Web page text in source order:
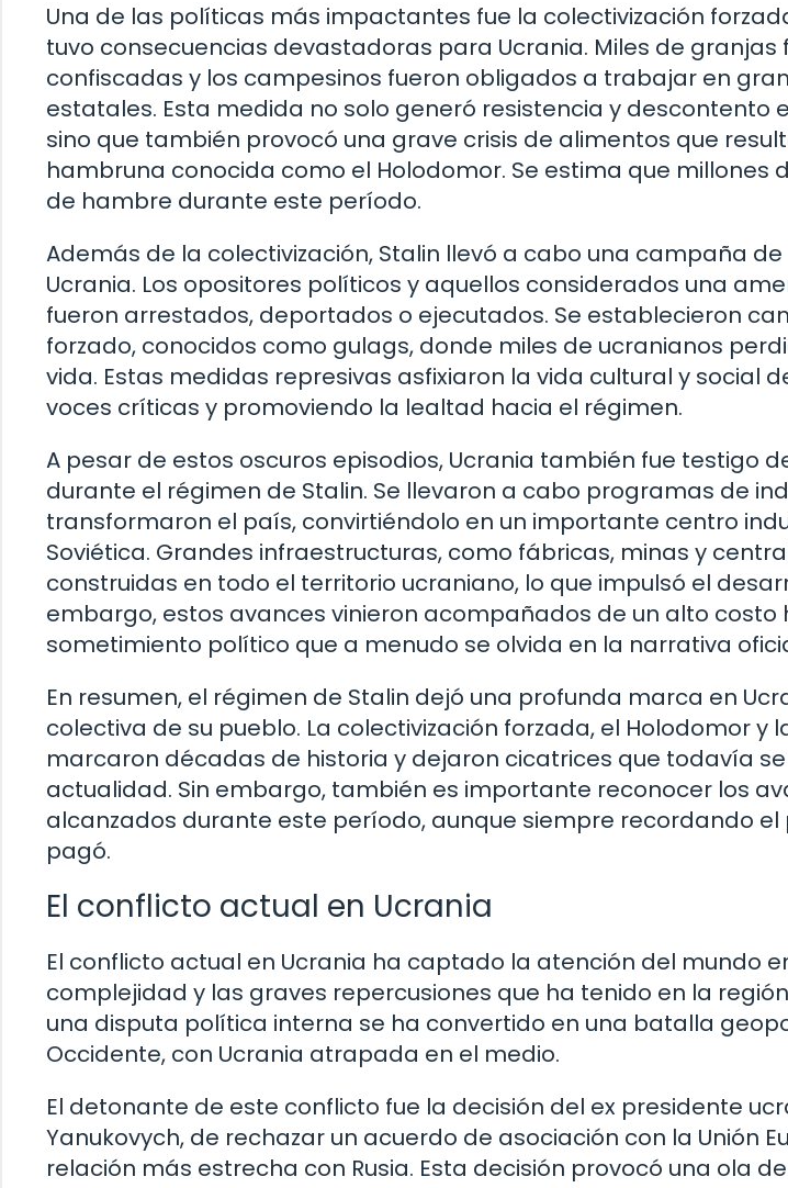
Una de las políticas más impactantes fue la colectivización
tuvo consecuencias devastadoras para Ucrania. Miles de granjas
confiscadas y los campesinos fueron obligados a trabajar en
estatales. Esta medida no solo generó resistencia y descontento
sino que también provocó una grave crisis de alimentos que
hambruna conocida como el Holodomor. Se estima que millones
de hambre durante este período.
Además de la colectivización, Stalin llevó a cabo una campaña
Ucrania. Los opositores políticos y aquellos considerados una
fueron arrestados, deportados o ejecutados. Se establecieron
forzado, conocidos como gulags, donde miles de ucranianos
vida. Estas medidas represivas asfixiaron la vida cultural y social
voces críticas y promoviendo la lealtad hacia el régimen.
A pesar de estos oscuros episodios, Ucrania también fue testigo
durante el régimen de Stalin. Se llevaron a cabo programas de
transformaron el país, convirtiéndolo en un importante centro
Soviética. Grandes infraestructuras, como fábricas, minas y
construidas en todo el territorio ucraniano, lo que impulsó el
embargo, estos avances vinieron acompañados de un alto costo
sometimiento político que a menudo se olvida en la narrativa
En resumen, el régimen de Stalin dejó una profunda marca en
colectiva de su pueblo. La colectivización forzada, el Holodomor y
marcaron décadas de historia y dejaron cicatrices que todavía
actualidad. Sin embargo, también es importante reconocer los
alcanzados durante este período, aunque siempre recordando el
pagó.
El conflicto actual en Ucrania
El conflicto actual en Ucrania ha captado la atención del mundo
complejidad y las graves repercusiones que ha tenido en la
una disputa política interna se ha convertido en una batalla
Occidente, con Ucrania atrapada en el medio.
El detonante de este conflicto fue la decisión del ex presidente
Yanukovych, de rechazar un acuerdo de asociación con la Unión
relación más estrecha con Rusia. Esta decisión provocó una ola